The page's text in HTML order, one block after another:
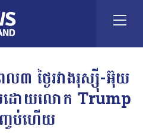
ថ្ងៃរវាងរុស្ស៊ី-អ៊ុយ
ដោយលោក Trump
ចប់​ហើយ​​​